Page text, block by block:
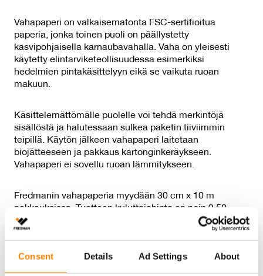
Consent Details Ad Settings About
Vahapaperi on valkaisematonta FSC-sertifioitua
paperia, jonka toinen puoli on päällystetty
kasvipohjaisella karnaubavahalla. Vaha on yleisesti
käytetty elintarviketeollisuudessa esimerkiksi
hedelmien pintakäsittelyyn eikä se vaikuta ruoan
makuun.
Käsittelemättömälle puolelle voi tehdä merkintöjä
sisällöstä ja halutessaan sulkea paketin tiiviimmin
teipillä. Käytön jälkeen vahapaperi laitetaan
biojätteeseen ja pakkaus kartonginkeräykseen.
Vahapaperi ei sovellu ruoan lämmitykseen.
Fredmanin vahapaperia myydään 30 cm x 10 m
pakkauksissa. Tuotteen kuluttajahinta on noin 2,50
euroa.